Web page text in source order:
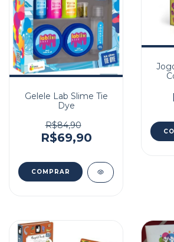
Gelele Lab Slime Tie
Dye
R$84,90
R$69,90